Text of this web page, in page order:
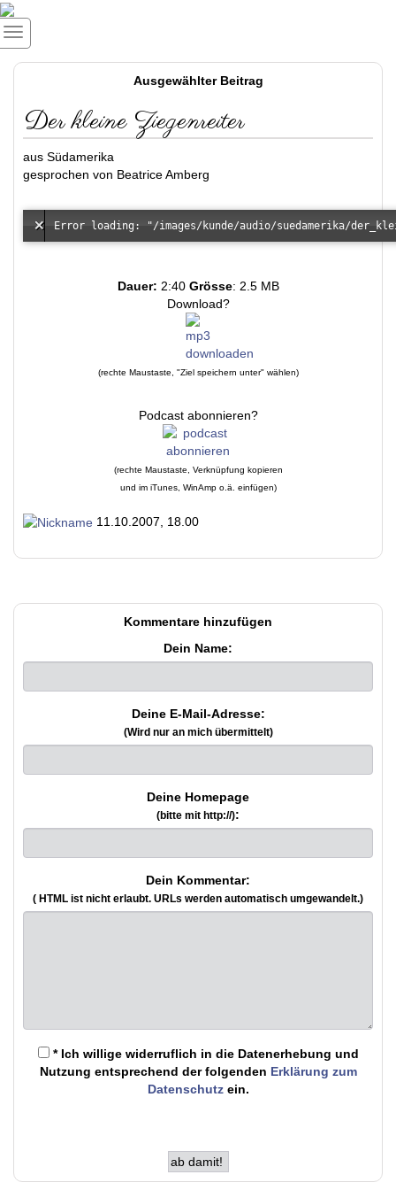
Ausgewählter Beitrag
Der kleine Ziegenreiter
aus Südamerika
gesprochen von Beatrice Amberg
Dauer: 2:40 Grösse: 2.5 MB
Download?
(rechte Maustaste, "Ziel speichern unter" wählen)
Podcast abonnieren?
(rechte Maustaste, Verknüpfung kopieren
und im iTunes, WinAmp o.ä. einfügen)
11.10.2007, 18.00
Kommentare hinzufügen
Dein Name:
Deine E-Mail-Adresse:
(Wird nur an mich übermittelt)
Deine Homepage
(bitte mit http://):
Dein Kommentar:
( HTML ist nicht erlaubt. URLs werden automatisch umgewandelt.)
* Ich willige widerruflich in die Datenerhebung und
Nutzung entsprechend der folgenden Erklärung zum
Datenschutzein.